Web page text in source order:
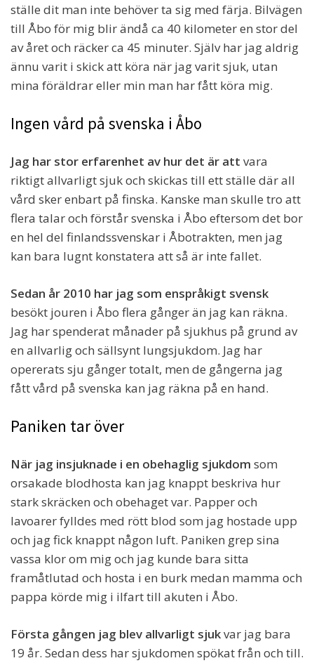
ställe dit man inte behöver ta sig med färja. Bilvägen
till Åbo för mig blir ändå ca 40 kilometer en stor del
av året och räcker ca 45 minuter. Själv har jag aldrig
ännu varit i skick att köra när jag varit sjuk, utan
mina föräldrar eller min man har fått köra mig.
Ingen vård på svenska i Åbo
Jag har stor erfarenhet av hur det är att vara
riktigt allvarligt sjuk och skickas till ett ställe där all
vård sker enbart på finska. Kanske man skulle tro att
flera talar och förstår svenska i Åbo eftersom det bor
en hel del finlandssvenskar i Åbotrakten, men jag
kan bara lugnt konstatera att så är inte fallet.
Sedan år 2010 har jag som enspråkigt svensk
besökt jouren i Åbo flera gånger än jag kan räkna.
Jag har spenderat månader på sjukhus på grund av
en allvarlig och sällsynt lungsjukdom. Jag har
opererats sju gånger totalt, men de gångerna jag
fått vård på svenska kan jag räkna på en hand.
Paniken tar över
När jag insjuknade i en obehaglig sjukdom som
orsakade blodhosta kan jag knappt beskriva hur
stark skräcken och obehaget var. Papper och
lavoarer fylldes med rött blod som jag hostade upp
och jag fick knappt någon luft. Paniken grep sina
vassa klor om mig och jag kunde bara sitta
framåtlutad och hosta i en burk medan mamma och
pappa körde mig i ilfart till akuten i Åbo.
Första gången jag blev allvarligt sjukvar jag bara
19 år. Sedan dess har sjukdomen spökat från och till.